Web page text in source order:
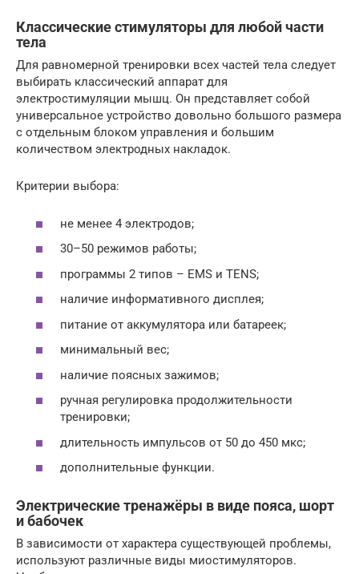
Классические стимуляторы для любой части
тела
Для равномерной тренировки всех частей тела следует
выбирать классический аппарат для
электростимуляции мышц. Он представляет собой
универсальное устройство довольно большого размера
с отдельным блоком управления и большим
количеством электродных накладок.
Критерии выбора:
не менее 4 электродов;
30–50 режимов работы;
программы 2 типов – EMS и TENS;
наличие информативного дисплея;
питание от аккумулятора или батареек;
минимальный вес;
наличие поясных зажимов;
ручная регулировка продолжительности
тренировки;
длительность импульсов от 50 до 450 мкс;
дополнительные функции.
Электрические тренажёры в виде пояса, шорт
и бабочек
В зависимости от характера существующей проблемы,
используют различные виды миостимуляторов.